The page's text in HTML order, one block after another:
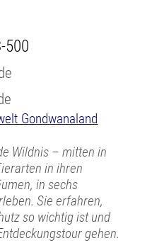
500
Gondwanaland
Wildnis – mitten in
in ihren
in sechs
Sie erfahren,
so wichtig ist und
gehen.